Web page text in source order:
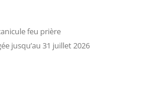
feu prière
jusqu’au 31 juillet 2026